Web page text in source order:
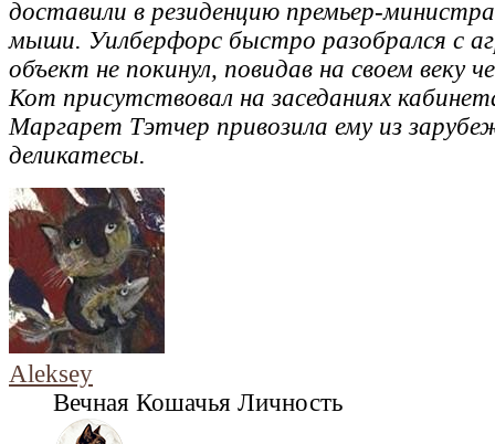
доставили в резиденцию премьер-
мыши. Уилберфорс быстро разобрался с
объект не покинул, повидав на своем веку
Кот присутствовал на заседаниях
Маргарет Тэтчер привозила ему из
деликатесы.
Aleksey
Вечная Кошачья Личность